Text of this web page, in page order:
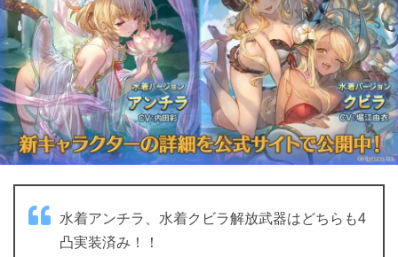
水着アンチラ、水着クビラ解放武器はどちらも4
凸実装済み！！